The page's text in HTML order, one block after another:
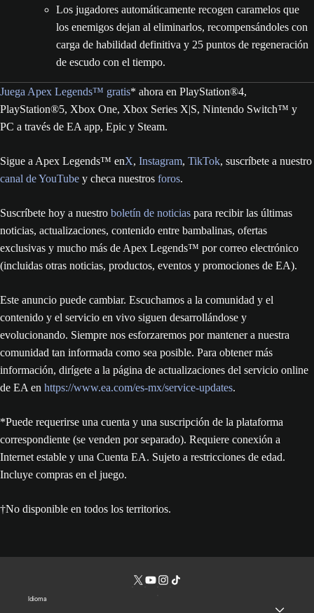
Los jugadores automáticamente recogen caramelos que
los enemigos dejan al eliminarlos, recompensándoles con
carga de habilidad definitiva y 25 puntos de regeneración
de escudo con el tiempo.
Juega Apex Legends™ gratis* ahora en PlayStation®4,
PlayStation®5, Xbox One, Xbox Series X|S, Nintendo Switch™ y
PC a través de EA app, Epic y Steam.
Sigue a Apex Legends™ enX, Instagram, TikTok, suscríbete a nuestro
canal de YouTube y checa nuestros foros.
Suscríbete hoy a nuestro boletín de noticias para recibir las últimas
noticias, actualizaciones, contenido entre bambalinas, ofertas
exclusivas y mucho más de Apex Legends™ por correo electrónico
(incluidas otras noticias, productos, eventos y promociones de EA).
Este anuncio puede cambiar. Escuchamos a la comunidad y el
contenido y el servicio en vivo siguen desarrollándose y
evolucionando. Siempre nos esforzaremos por mantener a nuestra
comunidad tan informada como sea posible. Para obtener más
información, dirígete a la página de actualizaciones del servicio online
de EA en https://www.ea.com/es-mx/service-updates.
*Puede requerirse una cuenta y una suscripción de la plataforma
correspondiente (se venden por separado). Requiere conexión a
Internet estable y una Cuenta EA. Sujeto a restricciones de edad.
Incluye compras en el juego.
†No disponible en todos los territorios.
Idioma